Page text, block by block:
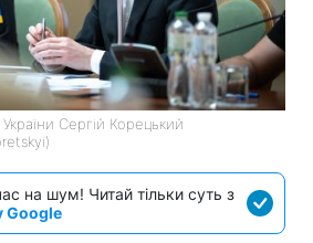
Сергій Корецький
на шум! Читай тільки суть з
Google